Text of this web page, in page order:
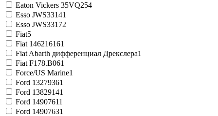
Eaton Vickers 35VQ254
Esso JWS33141
Esso JWS33172
Fiat5
Fiat 146216161
Fiat Abarth дифференциал Дрекслера1
Fiat F178.B061
Force/US Marine1
Ford 13279361
Ford 13829141
Ford 14907611
Ford 14907631